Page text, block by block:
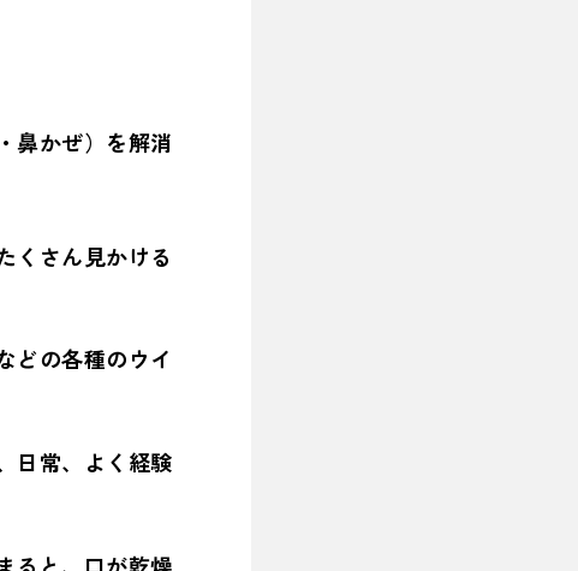
鼻かぜ）を解消
くさん見かける
どの各種のウイ
日常、よく経験